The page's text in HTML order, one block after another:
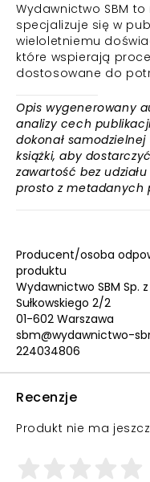
Wydawnictwo SBM
specjalizuje się w
wieloletniemu
które wspierają
dostosowane do
Opis wygenerowany
analizy cech
dokonał
książki, aby
zawartość bez
prosto z metadanych
Producent/osoba
produktu
Wydawnictwo SBM Sp.
Sułkowskiego 2/2
01-602 Warszawa
sbm@wydawnictwo-
224034806
Recenzje
Produkt nie ma